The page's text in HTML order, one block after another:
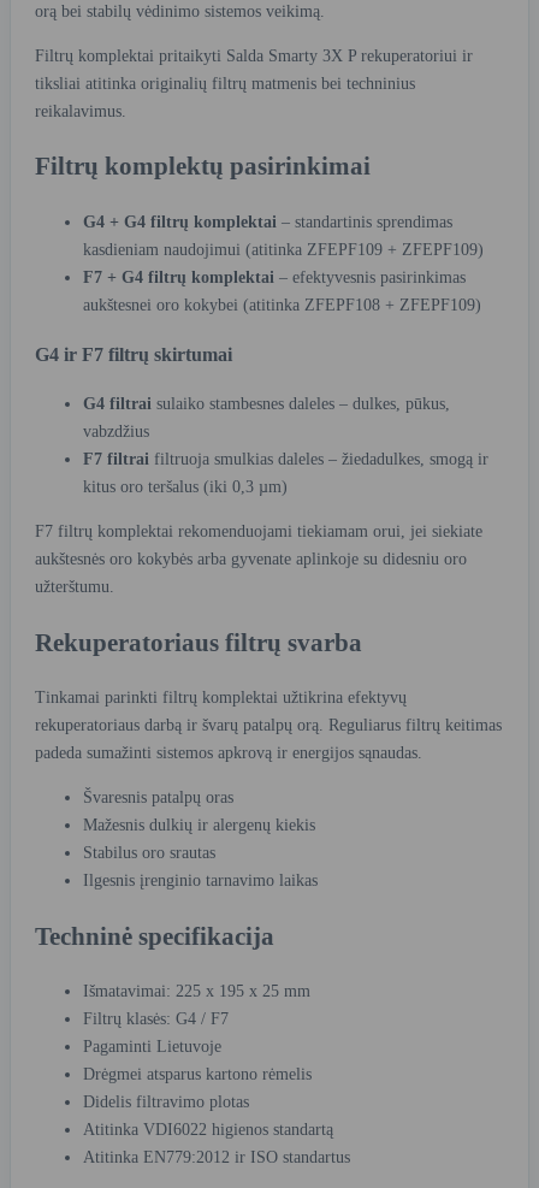
orą bei stabilų vėdinimo sistemos veikimą.
Filtrų komplektai pritaikyti Salda Smarty 3X P rekuperatoriui ir
tiksliai atitinka originalių filtrų matmenis bei techninius
reikalavimus.
Filtrų komplektų pasirinkimai
G4 + G4 filtrų komplektai – standartinis sprendimas
kasdieniam naudojimui (atitinka ZFEPF109 + ZFEPF109)
F7 + G4 filtrų komplektai – efektyvesnis pasirinkimas
aukštesnei oro kokybei (atitinka ZFEPF108 + ZFEPF109)
G4 ir F7 filtrų skirtumai
G4 filtrai sulaiko stambesnes daleles – dulkes, pūkus,
vabzdžius
F7 filtrai filtruoja smulkias daleles – žiedadulkes, smogą ir
kitus oro teršalus (iki 0,3 µm)
F7 filtrų komplektai rekomenduojami tiekiamam orui, jei siekiate
aukštesnės oro kokybės arba gyvenate aplinkoje su didesniu oro
užterštumu.
Rekuperatoriaus filtrų svarba
Tinkamai parinkti filtrų komplektai užtikrina efektyvų
rekuperatoriaus darbą ir švarų patalpų orą. Reguliarus filtrų keitimas
padeda sumažinti sistemos apkrovą ir energijos sąnaudas.
Švaresnis patalpų oras
Mažesnis dulkių ir alergenų kiekis
Stabilus oro srautas
Ilgesnis įrenginio tarnavimo laikas
Techninė specifikacija
Išmatavimai: 225 x 195 x 25 mm
Filtrų klasės: G4 / F7
Pagaminti Lietuvoje
Drėgmei atsparus kartono rėmelis
Didelis filtravimo plotas
Atitinka VDI6022 higienos standartą
Atitinka EN779:2012 ir ISO standartus